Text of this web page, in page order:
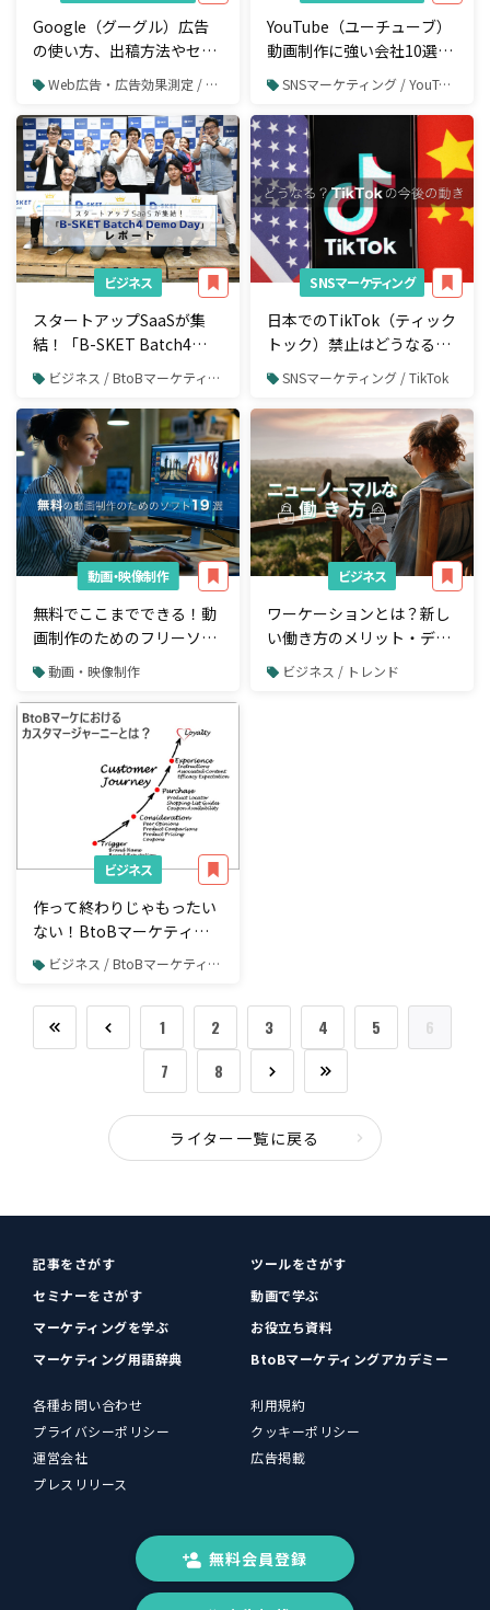
Google（グーグル）広告
の使い方、出稿方法やセッ
トアップ手順を徹底解説
Web広告・広告効果測定 / リスティング広告 / Google広告
YouTube（ユーチューブ）
動画制作に強い会社10選！
自社の課題を明確にしてか
SNSマーケティング / YouTube / YouTube運用
ビジネス
スタートアップSaaSが集
結！「B-SKET Batch4
Demo Day」レポート
ビジネス / BtoBマーケティング
SNSマーケティング
日本でのTikTok（ティック
トック）禁止はどうなる？
世界の動向と中国の反応を
読み解く
SNSマーケティング / TikTok
動画・映像制作
無料でここまでできる！動
画制作のためのフリーソフ
ト19選
動画・映像制作
ビジネス
ワーケーションとは？新し
い働き方のメリット・デメ
リットと定着への課題を読
み解く
ビジネス / トレンド
ビジネス
作って終わりじゃもったい
ない！BtoBマーケティン
グでカスタマージャーニー
を基にした施策展開を考え
る
ビジネス / BtoBマーケティング
1 2 3 4 5
6
7
8
ライター一覧に戻る
記事をさがす
ツールをさがす
セミナーをさがす
動画で学ぶ
マーケティングを学ぶ
お役立ち資料
マーケティング用語辞典
BtoBマーケティングアカデミー
各種お問い合わせ
利用規約
プライバシーポリシー
クッキーポリシー
運営会社
広告掲載
プレスリリース
無料会員登録